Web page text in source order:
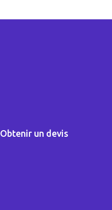
Obtenir un devis